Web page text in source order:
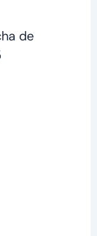
de